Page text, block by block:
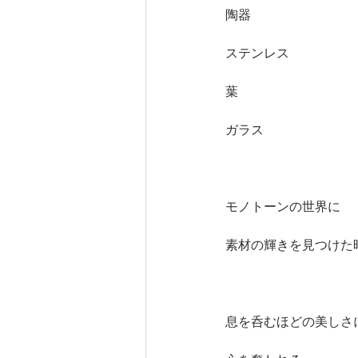
陶器
ステンレス
葉
ガラス
モノトーンの世界に
素材の輝きを見つけた
息を呑むほどの美しさ